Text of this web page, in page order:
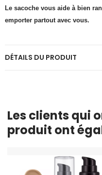
Le sacoche vous aide à bien
emporter partout avec vous.
DÉTAILS DU PRODUIT
Les clients qui
produit ont